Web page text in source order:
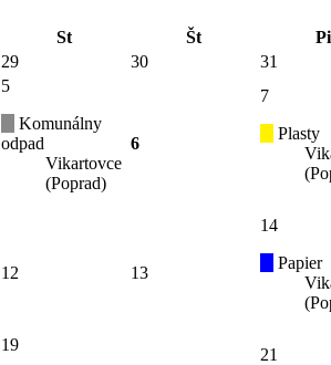
St Št
Pi
29 30 31
5
Komunálny
odpad
Vikartovce
(Poprad)
6
7
Plasty
12 13
14
Papier
19
21